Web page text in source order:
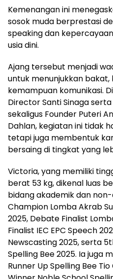
Kemenangan ini
sosok muda berprestasi
speaking dan
usia dini.
Ajang tersebut menjadi
untuk menunjukkan
kemampuan komunikasi.
Director Santi Sinaga
sekaligus Founder Puteri
Dahlan, kegiatan ini tidak
tetapi juga membentuk
bersaing di tingkat yang
Victoria, yang memiliki
berat 53 kg, dikenal luas
bidang akademik dan
Champion Lomba Akrab
2025, Debate Finalist
Finalist IEC EPC Speech
Newscasting 2025, serta
Spelling Bee 2025. Ia juga
Runner Up Spelling Bee Tio